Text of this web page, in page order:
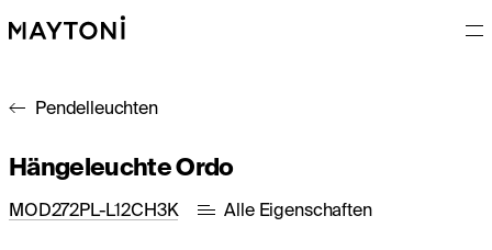
Pendelleuchten
Hängeleuchte Ordo
MOD272PL-L12CH3K Alle Eigenschaften